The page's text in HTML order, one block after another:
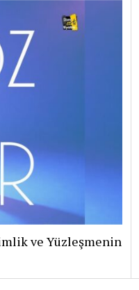
ve Yüzleşmenin